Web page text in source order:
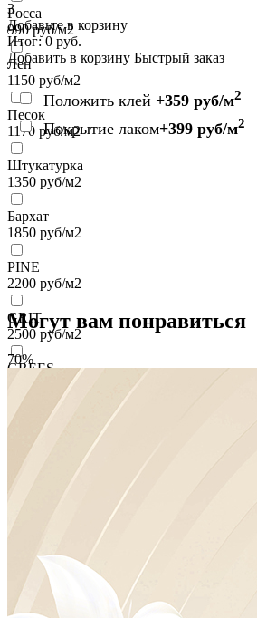
Росса
990руб/м2
Лен
1150 руб/м2
Песок
1170 руб/м2
Штукатурка
1350 руб/м2
Бархат
1850 руб/м2
PINE
2200 руб/м2
GRIT
2500 руб/м2
GREES
2500 руб/м2
VELOURS
руб/м2
VENTO
3700
руб/м2
4100
CARRETO
4500
руб/м2
3
Добавьте в корзину
Итог:0 руб.
Добавить в корзину Быстрый заказ
Положить клей +359 руб/м2
Покрытие лаком+399 руб/м2
Могут вам понравиться
70%